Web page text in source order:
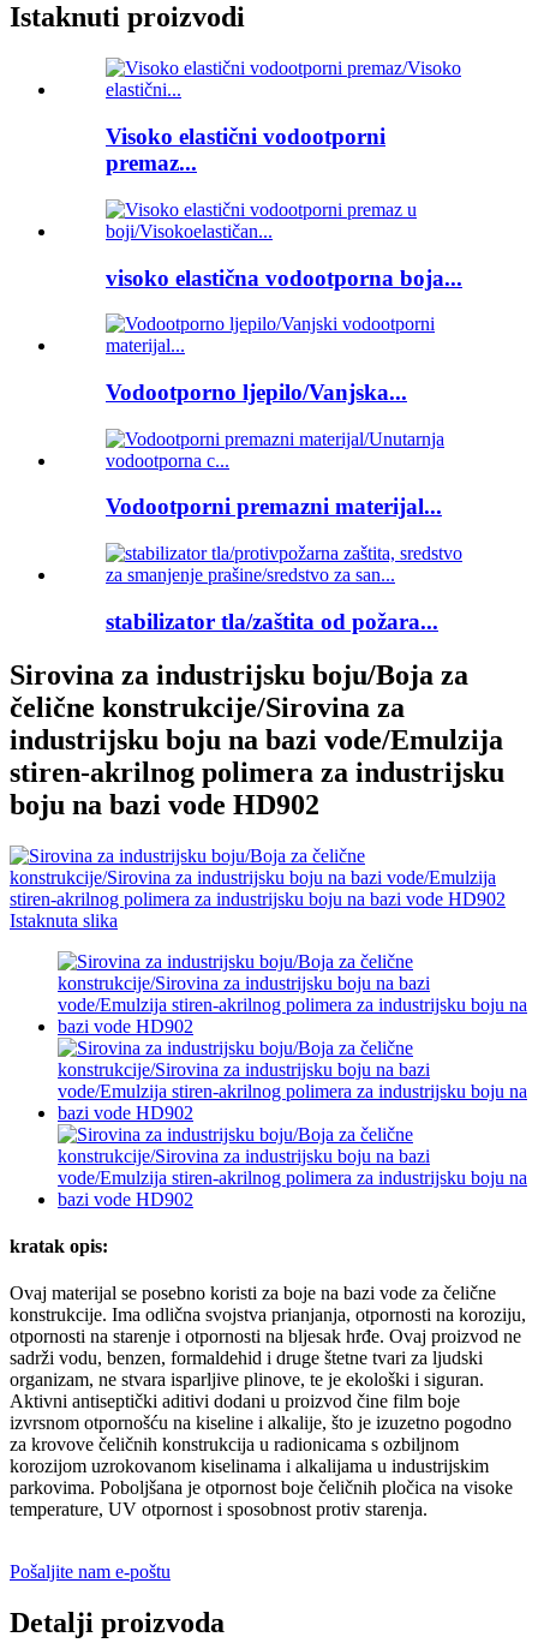
Istaknuti proizvodi
Visoko elastični vodootporni
premaz...
visoko elastična vodootporna boja...
Vodootporno ljepilo/Vanjska...
Vodootporni premazni materijal...
stabilizator tla/zaštita od požara...
Sirovina za industrijsku boju/Boja za
čelične konstrukcije/Sirovina za
industrijsku boju na bazi vode/Emulzija
stiren-akrilnog polimera za industrijsku
boju na bazi vode HD902
kratak opis:
Ovaj materijal se posebno koristi za boje na bazi vode za čelične
konstrukcije. Ima odlična svojstva prianjanja, otpornosti na koroziju,
otpornosti na starenje i otpornosti na bljesak hrđe. Ovaj proizvod ne
sadrži vodu, benzen, formaldehid i druge štetne tvari za ljudski
organizam, ne stvara isparljive plinove, te je ekološki i siguran.
Aktivni antiseptički aditivi dodani u proizvod čine film boje
izvrsnom otpornošću na kiseline i alkalije, što je izuzetno pogodno
za krovove čeličnih konstrukcija u radionicama s ozbiljnom
korozijom uzrokovanom kiselinama i alkalijama u industrijskim
parkovima. Poboljšana je otpornost boje čeličnih pločica na visoke
temperature, UV otpornost i sposobnost protiv starenja.
Pošaljite nam e-poštu
Detalji proizvoda